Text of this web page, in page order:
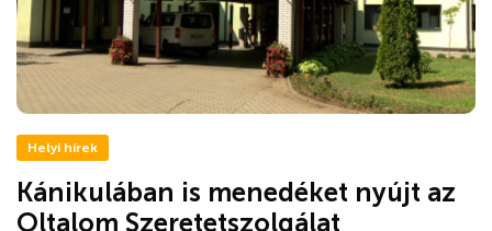
Helyi hírek
Kánikulában is menedéket nyújt az
Oltalom Szeretetszolgálat